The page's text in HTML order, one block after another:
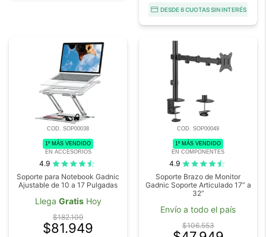
DESDE 6 CUOTAS SIN INTERÉS
COD. SOP00038
1º MÁS VENDIDO
EN ACCESORIOS
4.9
Soporte para Notebook Gadnic
Ajustable de 10 a 17 Pulgadas
Llega GratisHoy
$182.109
$81.949
COD. SOP00049
1º MÁS VENDIDO
EN COMPONENTES
4.9
Soporte Brazo de Monitor
Gadnic Soporte Articulado 17” a
32”
Envío a todo el país
$106.553